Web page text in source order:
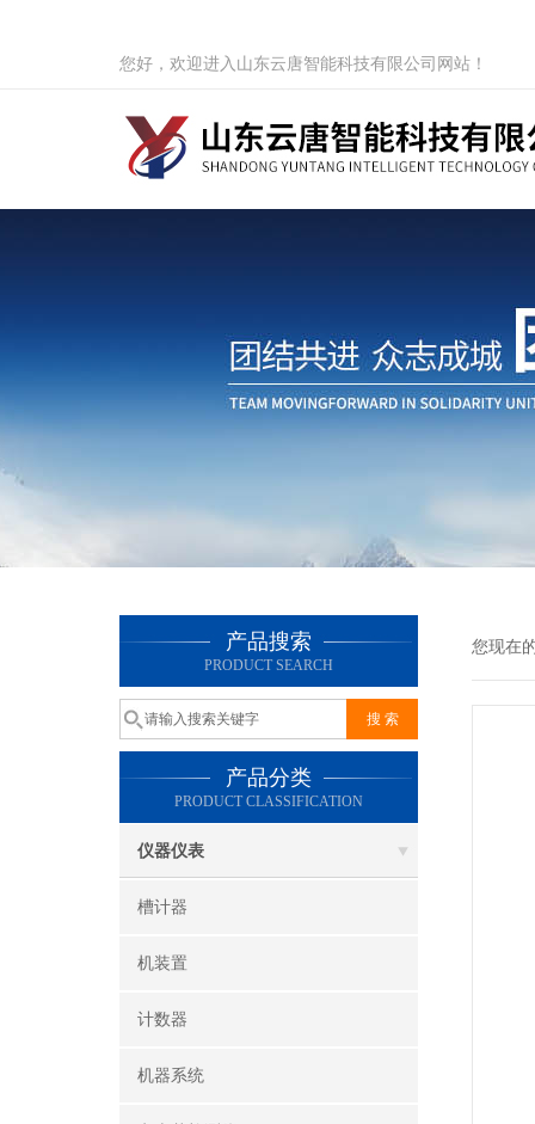
您好，欢迎进入山东云唐智能科技有限公司网站！
产品搜索
PRODUCT SEARCH
产品分类
PRODUCT CLASSIFICATION
仪器仪表
槽计器
机装置
计数器
机器系统
您现在